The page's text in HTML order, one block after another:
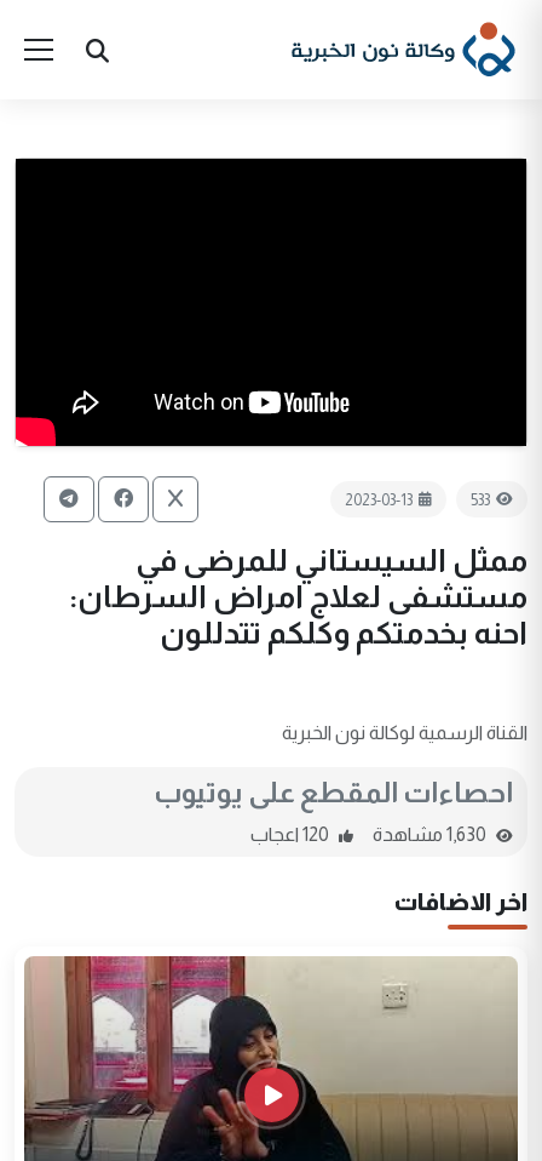
533
2023-03-13
ممثل السيستاني للمرضى في
مستشفى لعلاج امراض السرطان:
احنه بخدمتكم وكلكم تتدللون
القناة الرسمية لوكالة نون الخبرية
احصاءات المقطع على يوتيوب
اخر الاضافات